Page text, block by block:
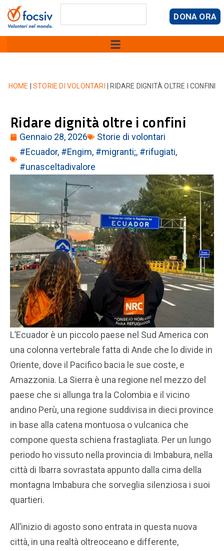
DONA ORA
HOME STORIE DI VOLONTARI RIDARE DIGNITÀ OLTRE I CONFINI
Ridare dignità oltre i confini
Gennaio 28, 2026
Storie di volontari
#Ecuador, #Engim, #migranti;, #rifugiati,
#unasceltadivalore
L’Ecuador è un piccolo paese nel Sud America con
una colonna vertebrale fatta di Ande che lo divide in
Oriente, dove il Pacifico bacia le sue coste, e
Amazzonia. La Sierra è una regione nel mezzo del
paese che si allunga tra la Colombia e il vicino
andino Perù, una regione suddivisa in dieci province
in base alla catena montuosa o vulcanica che
compone questa schiena frastagliata. Per un lungo
periodo ho vissuto nella provincia di Imbabura, nella
città di Ibarra sovrastata appunto dalla cima della
montagna Imbabura che sorveglia silenziosa i suoi
quartieri.
All’inizio di agosto sono entrata in questa nuova
città, in una realtà oltreoceano e differente,